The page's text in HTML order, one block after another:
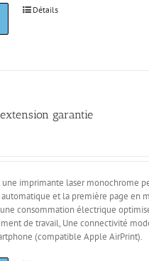
Détails
garantie
une imprimante laser monochrome
et la première page en
une consommation électrique
de travail, Une connectivité
(compatible Apple AirPrint).